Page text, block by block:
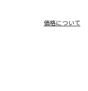
価格について